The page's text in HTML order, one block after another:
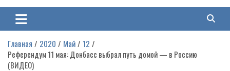
Главная 2020 Май
12
Референдум 11 мая: Донбасс выбрал путь домой — в Россию
(ВИДЕО)